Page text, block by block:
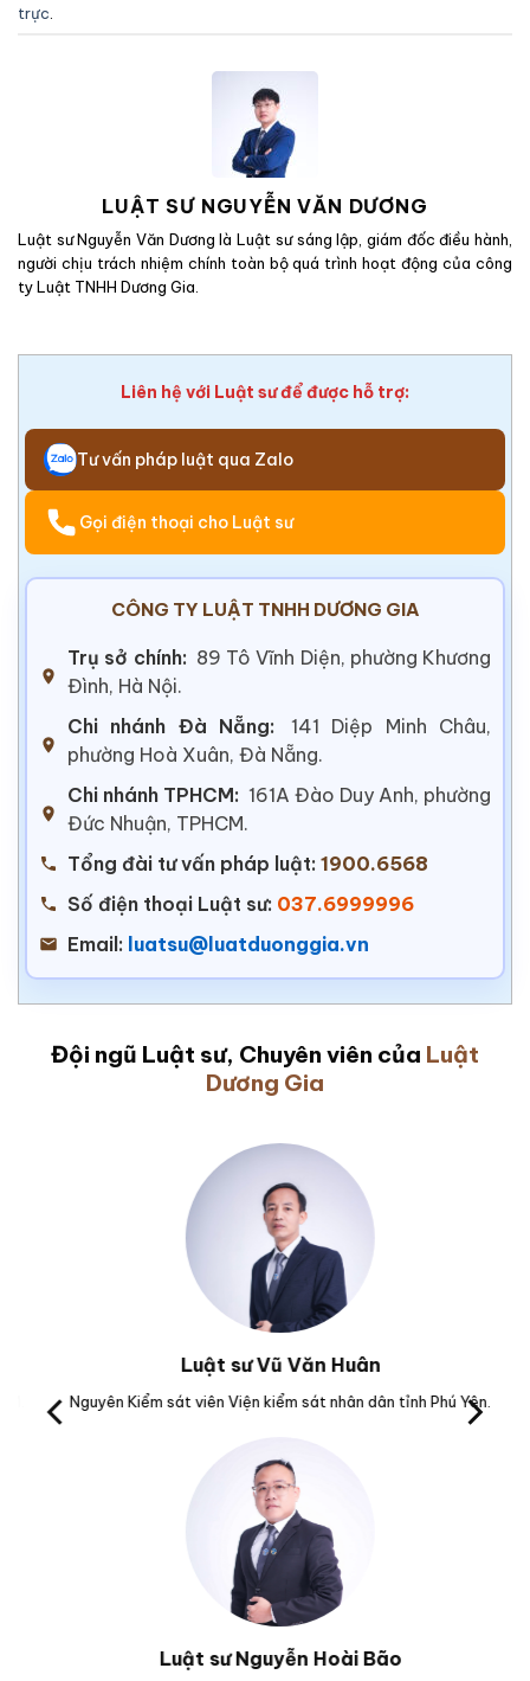
trực
LUẬT SƯ NGUYỄN VĂN DƯƠNG
Luật sư Nguyễn Văn Dương là Luật sư sáng lập, giám đốc điều hành,
người chịu trách nhiệm chính toàn bộ quá trình hoạt động của công
ty Luật TNHH Dương Gia.
Liên hệ với Luật sư để được hỗ trợ:
Tư vấn pháp luật qua Zalo
Gọi điện thoại cho Luật sư
CÔNG TY LUẬT TNHH DƯƠNG GIA
Trụ sở chính: 89 Tô Vĩnh Diện, phường Khương
Đình, Hà Nội.
Chi nhánh Đà Nẵng:
141 Diệp Minh Châu,
phường Hoà Xuân, Đà Nẵng.
Chi nhánh TPHCM: 161A Đào Duy Anh, phường
Đức Nhuận, TPHCM.
Tổng đài tư vấn pháp luật: 1900.6568
Số điện thoại Luật sư: 037.6999996
Email: luatsu@luatduonggia.vn
Đội ngũ Luật sư, Chuyên viên của Luật
Dương Gia
Luật sư Vũ Văn Huân
Nguyên Kiểm sát viên Viện kiểm sát nhân dân tỉnh Phú Yên.
Luật sư Nguyễn Hoài Bão